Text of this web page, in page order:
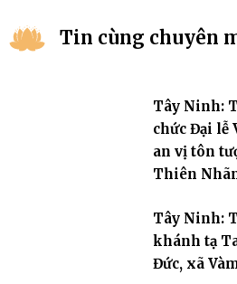
Tin cùng chuyên
Tây Ninh:
chức Đại lễ
an vị tôn
Thiên
Tây Ninh:
khánh tạ
Đức, xã